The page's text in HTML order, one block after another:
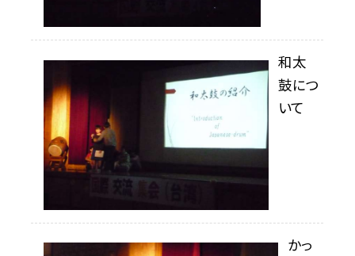
和太
鼓につ
いて
かっ